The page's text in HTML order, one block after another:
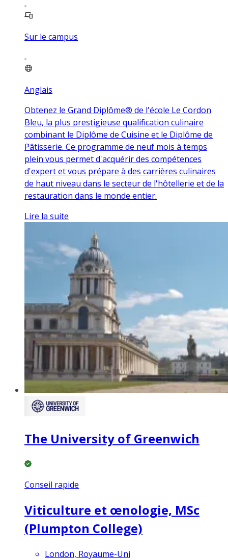
Sur le campus
Anglais
Obtenez le Grand Diplôme® de l'école Le Cordon
Bleu, la plus prestigieuse qualification culinaire
combinant le Diplôme de Cuisine et le Diplôme de
Pâtisserie. Ce programme de neuf mois à temps
plein vous permet d'acquérir des compétences
d'expert et vous prépare à des carrières culinaires
de haut niveau dans le secteur de l'hôtellerie et de la
restauration dans le monde entier.
Lire la suite
The University of Greenwich
Conseil rapide
Viticulture et œnologie, MSc
(Plumpton College)
London, Royaume-Uni